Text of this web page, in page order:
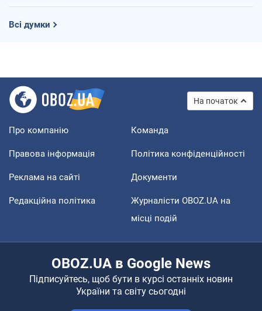
Всі думки
На початок
Про компанію Команда
Правова інформація Політика конфіденційності
Реклама на сайті Документи
Редакційна політика
Журналісти OBOZ.UA на
місці подій
OBOZ.UA в Google News
Підписуйтесь, щоб бути в курсі останніх новин
України та світу сьогодні